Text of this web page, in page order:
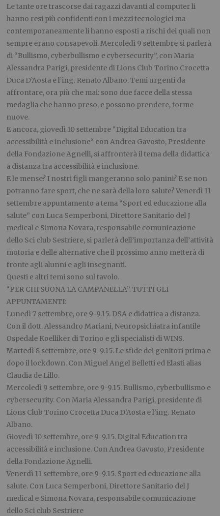
Le tante ore trascorse dai ragazzi davanti al computer li
hanno resi più confidenti con i mezzi tecnologici ma
contemporaneamente li hanno esposti a rischi dei quali non
sempre erano consapevoli. Mercoledì 9 settembre si parlerà
di “Bullismo, cyberbullismo e cybersecurity”, con Maria
Alessandra Parigi, presidente di Lions Club Torino Crocetta
Duca D’Aosta e l’ing. Renato Albano. Temi urgenti da
affrontare, ora più che mai: sono due facce della stessa
medaglia che hanno preso, e possono prendere, forme
nuove.
E ancora, giovedì 10 settembre “Digital Education tra
accessibilità e inclusione“ con Andrea Gavosto, Presidente
della Fondazione Agnelli, si affronterà il tema della didattica
a distanza tra accessibilità e inclusione.
E le mense? I nostri figli mangeranno solo panini? E se non
potranno fare sport, che ne sarà della loro salute? Venerdì 11
settembre appuntamento a tema “Sport ed educazione alla
salute” con Luca Semperboni, Direttore Sanitario del J
medical e Simona Novara, responsabile comunicazione
dello Sci club Sestriere, si parlerà dell’importanza dell’attività
motoria e delle alternative che il prossimo anno metterà di
fronte agli alunni e agli insegnanti.
Questi e altri temi sono sul tavolo.
“PER CHI SUONA LA CAMPANELLA”. TUTTI GLI
APPUNTAMENTI:
Lunedì 7 settembre, ore 9-9.15. DSA e didattica a distanza.
Con il dott. Alessandro Mariani, Neuropsichiatra infantile
Ospedale Koelliker di Torino e gli specialisti di WINS.
Martedì 8 settembre, ore 9-9.15. Le sfide dei genitori prima e
dopo il lockdown. Con Miguel Angel Belletti ed Elasti alias
Claudia de Lillo.
Mercoledì 9 settembre, ore 9-9.15. Bullismo, cyberbullismo e
cybersecurity. Con Maria Alessandra Parigi, presidente di
Lions Club Torino Crocetta Duca D’Aosta e l’ing. Renato
Albano.
Giovedì 10 settembre, ore 9-9.15. Digital Education tra
accessibilità e inclusione. Con Andrea Gavosto, Presidente
della Fondazione Agnelli.
Venerdì 11 settembre, ore 9-9.15. Sport ed educazione alla
salute. Con Luca Semperboni, Direttore Sanitario del J
medical e Simona Novara, responsabile comunicazione
dello Sci club Sestriere